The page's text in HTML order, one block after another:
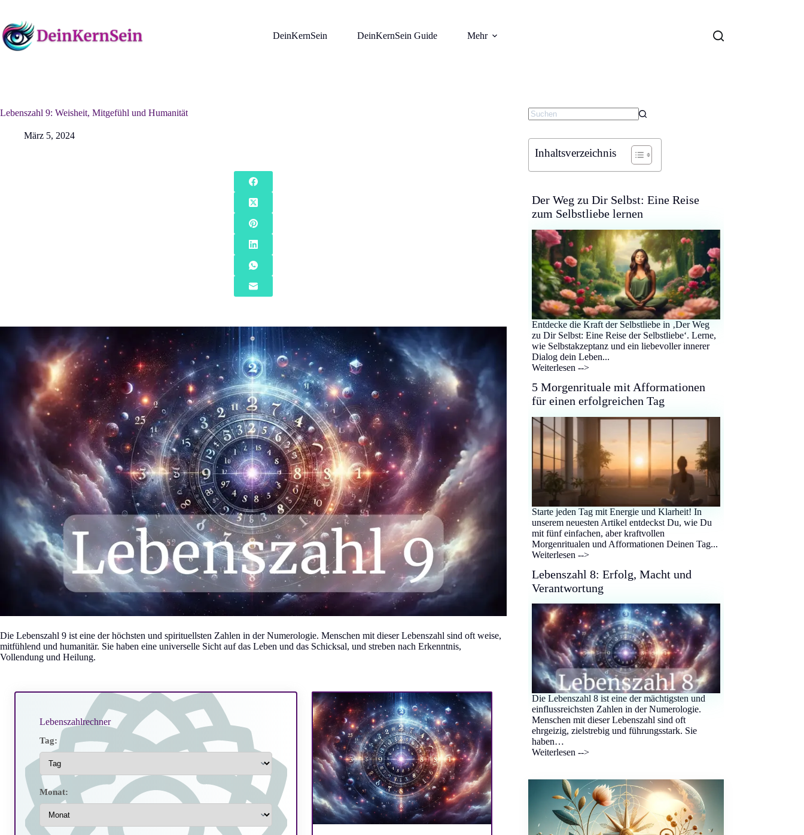
springen
DeinKernSein
DeinKernSein Guide Mehr
Lebenszahl 9: Weisheit, Mitgefühl und Humanität
März 5, 2024
Die Lebenszahl 9 ist eine der höchsten und spirituellsten Zahlen in der Numerologie. Menschen mit dieser Lebenszahl sind oft weise,
mitfühlend und humanitär. Sie haben eine universelle Sicht auf das Leben und das Schicksal, und streben nach Erkenntnis,
Vollendung und Heilung.
Lebenszahlrechner
Tag:
Monat:
Inhaltsverzeichnis
Der Weg zu Dir Selbst: Eine Reise
zum Selbstliebe lernen
Entdecke die Kraft der Selbstliebe in ‚Der Weg
zu Dir Selbst: Eine Reise der Selbstliebe‘. Lerne,
wie Selbstakzeptanz und ein liebevoller innerer
Dialog dein Leben...
Weiterlesen -->
5 Morgenrituale mit Afformationen
für einen erfolgreichen Tag
Starte jeden Tag mit Energie und Klarheit! In
unserem neuesten Artikel entdeckst Du, wie Du
mit fünf einfachen, aber kraftvollen
Morgenritualen und Afformationen Deinen Tag...
Weiterlesen -->
Lebenszahl 8: Erfolg, Macht und
Verantwortung
Die Lebenszahl 8 ist eine der mächtigsten und
einflussreichsten Zahlen in der Numerologie.
Menschen mit dieser Lebenszahl sind oft
ehrgeizig, zielstrebig und führungsstark. Sie
haben…
Weiterlesen -->